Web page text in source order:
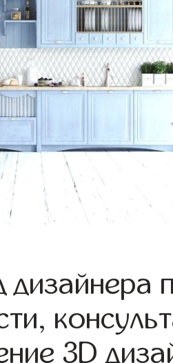
дизайнера
3D